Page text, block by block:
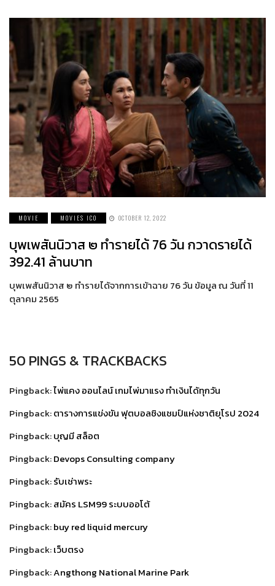
MOVIE MOVIES ICO OCTOBER 12, 2022
บุพเพสันนิวาส ๒ ทำรายได้ 76 วัน กวาดรายได้
392.41 ล้านบาท
บุพเพสันนิวาส ๒ ทำรายได้จากการเข้าฉาย 76 วัน ข้อมูล ณ วันที่ 11
ตุลาคม 2565
50 PINGS & TRACKBACKS
Pingback:ไพ่แคง ออนไลน์ เกมไพ่มาแรง ทำเงินได้ทุกวัน
Pingback:ตารางการแข่งขัน ฟุตบอลชิงแชมป์แห่งชาติยุโรป 2024
Pingback:บุญมี สล็อต
Pingback:Devops Consulting company
Pingback:รับเช่าพระ
Pingback:สมัคร LSM99 ระบบออโต้
Pingback:buy red liquid mercury​
Pingback:เว็บตรง
Pingback:Angthong National Marine Park